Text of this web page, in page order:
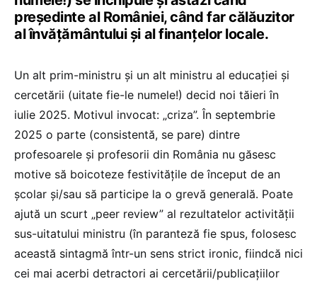
președinte al României, când far călăuzitor
al învățământului și al finanțelor locale.
Un alt prim-ministru și un alt ministru al educației și
cercetării (uitate fie-le numele!) decid noi tăieri în
iulie 2025. Motivul invocat: „criza”. În septembrie
2025 o parte (consistentă, se pare) dintre
profesoarele și profesorii din România nu găsesc
motive să boicoteze festivitățile de început de an
școlar și/sau să participe la o grevă generală. Poate
ajută un scurt „peer review” al rezultatelor activității
sus-uitatului ministru (în paranteză fie spus, folosesc
această sintagmă într-un sens strict ironic, fiindcă nici
cei mai acerbi detractori ai cercetării/publicațiilor